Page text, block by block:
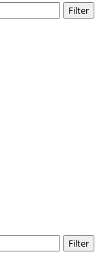
Filter
Filter